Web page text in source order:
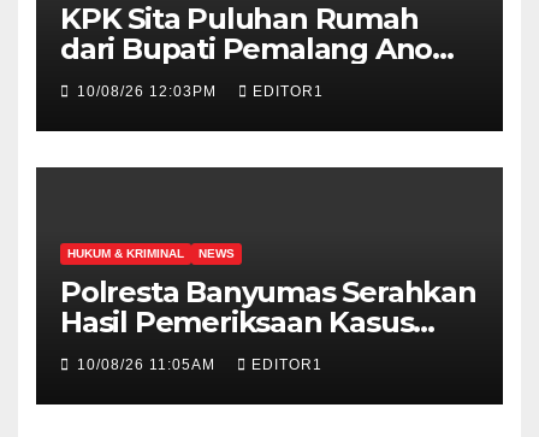
KPK Sita Puluhan Rumah
dari Bupati Pemalang Anom
Widiyantoro
10/08/26 12:03PM EDITOR1
HUKUM & KRIMINAL NEWS
Polresta Banyumas Serahkan
Hasil Pemeriksaan Kasus
Kematian Sutrimo ke Polda
Metro Jaya
10/08/26 11:05AM EDITOR1